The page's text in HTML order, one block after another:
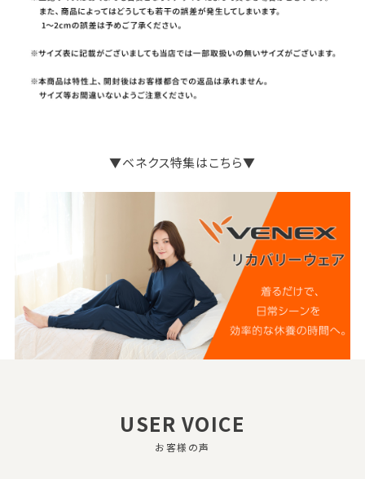
▼ベネクス特集はこちら▼
USER VOICE
お客様の声